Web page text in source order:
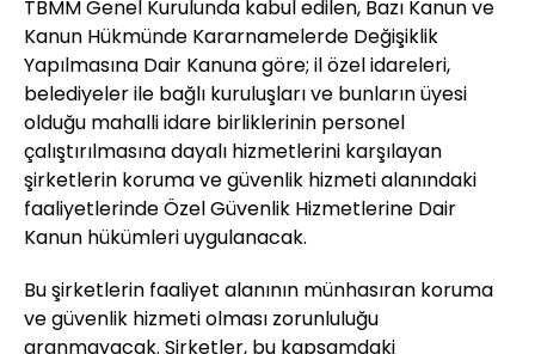
TBMM Genel Kurulunda kabul edilen, Bazı Kanun ve
Kanun Hükmünde Kararnamelerde Değişiklik
Yapılmasına Dair Kanuna göre; il özel idareleri,
belediyeler ile bağlı kuruluşları ve bunların üyesi
olduğu mahalli idare birliklerinin personel
çalıştırılmasına dayalı hizmetlerini karşılayan
şirketlerin koruma ve güvenlik hizmeti alanındaki
faaliyetlerinde Özel Güvenlik Hizmetlerine Dair
Kanun hükümleri uygulanacak.
Bu şirketlerin faaliyet alanının münhasıran koruma
ve güvenlik hizmeti olması zorunluluğu
aranmayacak. Şirketler, bu kapsamdaki